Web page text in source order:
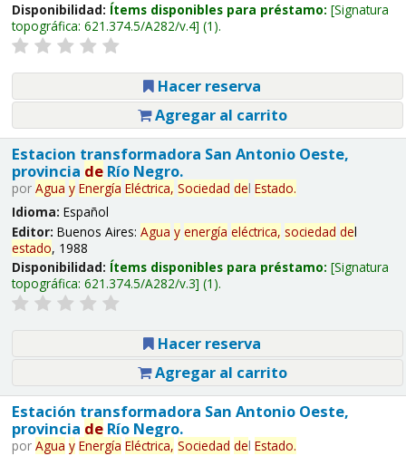
Disponibilidad: Ítems disponibles para préstamo: Signatura
topográfica: 621.374.5/A282/v.4 (1).
Hacer reserva
Agregar al carrito
Estacion transformadora San Antonio Oeste,
provincia deRío Negro.
por Agua y Energía Eléctrica, Sociedad del Estado.
Idioma: Español
Editor: Buenos Aires: Agua y energía eléctrica, sociedad del
estado, 1988
Disponibilidad: Ítems disponibles para préstamo: Signatura
topográfica: 621.374.5/A282/v.3 (1).
Hacer reserva
Agregar al carrito
Estación transformadora San Antonio Oeste,
provincia deRío Negro.
por Agua y Energía Eléctrica, Sociedad del Estado.